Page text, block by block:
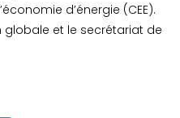
d’énergie (CEE).
globale et le secrétariat de